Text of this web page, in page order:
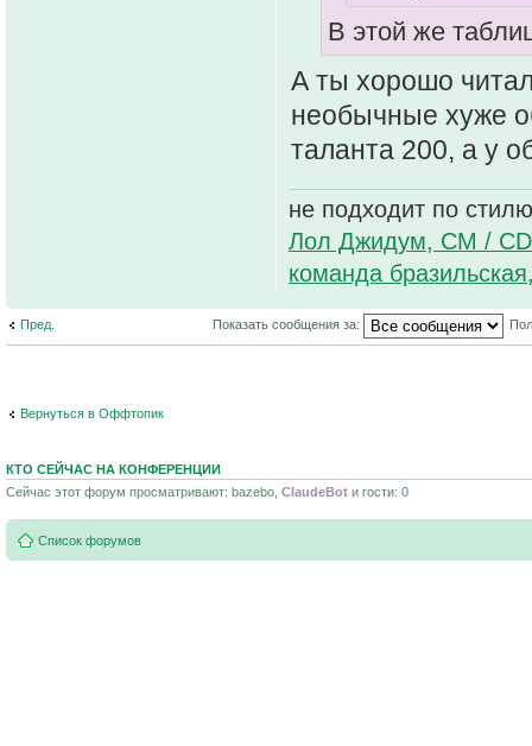
В этой же
А ты хорошо
необычные хуже
таланта 200, а у
не подходит по
Лол Джидум, CM /
команда
Пред. Показать сообщения за:
Вернуться в Оффтопик
КТО СЕЙЧАС НА КОНФЕРЕНЦИИ
Сейчас этот форум просматривают: bazebo, ClaudeBot и гости: 0
Список форумов